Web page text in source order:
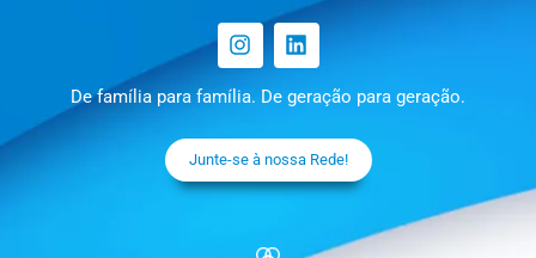
De família para família. De geração para geração.
Junte-se à nossa Rede!